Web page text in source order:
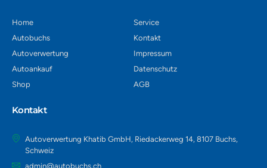
Home
Autobuchs
Autoverwertung
Autoankauf
Shop
Service
Kontakt
Impressum
Datenschutz
AGB
Kontakt
Autoverwertung Khatib GmbH, Riedackerweg 14, 8107 Buchs,
Schweiz
admin@autobuchs.ch